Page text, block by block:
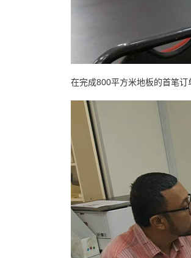
在完成800平方米地板的首笔订